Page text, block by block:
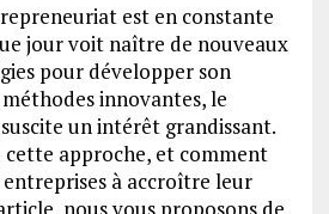
est en constante
jour voit naître de nouveaux
pour développer son
innovantes, le
un intérêt grandissant.
cette approche, et comment
à accroître leur
nous vous proposons de